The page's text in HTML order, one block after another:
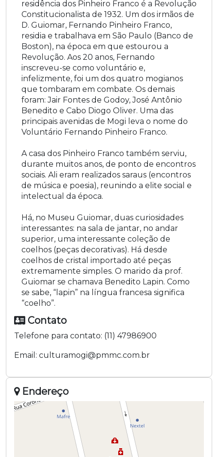
residência dos Pinheiro Franco é a Revolução
Constitucionalista de 1932. Um dos irmãos de
D. Guiomar, Fernando Pinheiro Franco,
residia e trabalhava em São Paulo (Banco de
Boston), na época em que estourou a
Revolução. Aos 20 anos, Fernando
inscreveu-se como voluntário e,
infelizmente, foi um dos quatro mogianos
que tombaram em combate. Os demais
foram: Jair Fontes de Godoy, José Antônio
Benedito e Cabo Diogo Oliver. Uma das
principais avenidas de Mogi leva o nome do
Voluntário Fernando Pinheiro Franco.
A casa dos Pinheiro Franco também serviu,
durante muitos anos, de ponto de encontros
sociais. Ali eram realizados saraus (encontros
de música e poesia), reunindo a elite social e
intelectual da época.
Há, no Museu Guiomar, duas curiosidades
interessantes: na sala de jantar, no andar
superior, uma interessante coleção de
coelhos (peças decorativas). Há desde
coelhos de cristal importado até peças
extremamente simples. O marido da prof.
Guiomar se chamava Benedito Lapin. Como
se sabe, “lapin” na língua francesa significa
“coelho”.
Contato
Telefone para contato: (11) 47986900
Email: culturamogi@pmmc.com.br
Endereço